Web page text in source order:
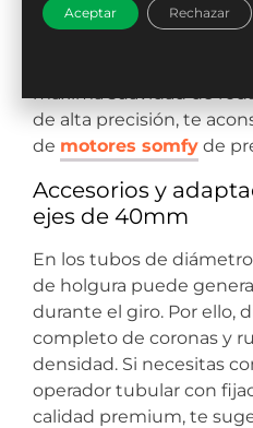
integrada en su
de alta precisión, te
de motores somfy de
Accesorios y
ejes de 40mm
En los tubos de
de holgura puede
durante el giro. Por ello,
completo de coronas y
densidad. Si necesitas
operador tubular con
calidad premium, te
Aceptar Rechazar